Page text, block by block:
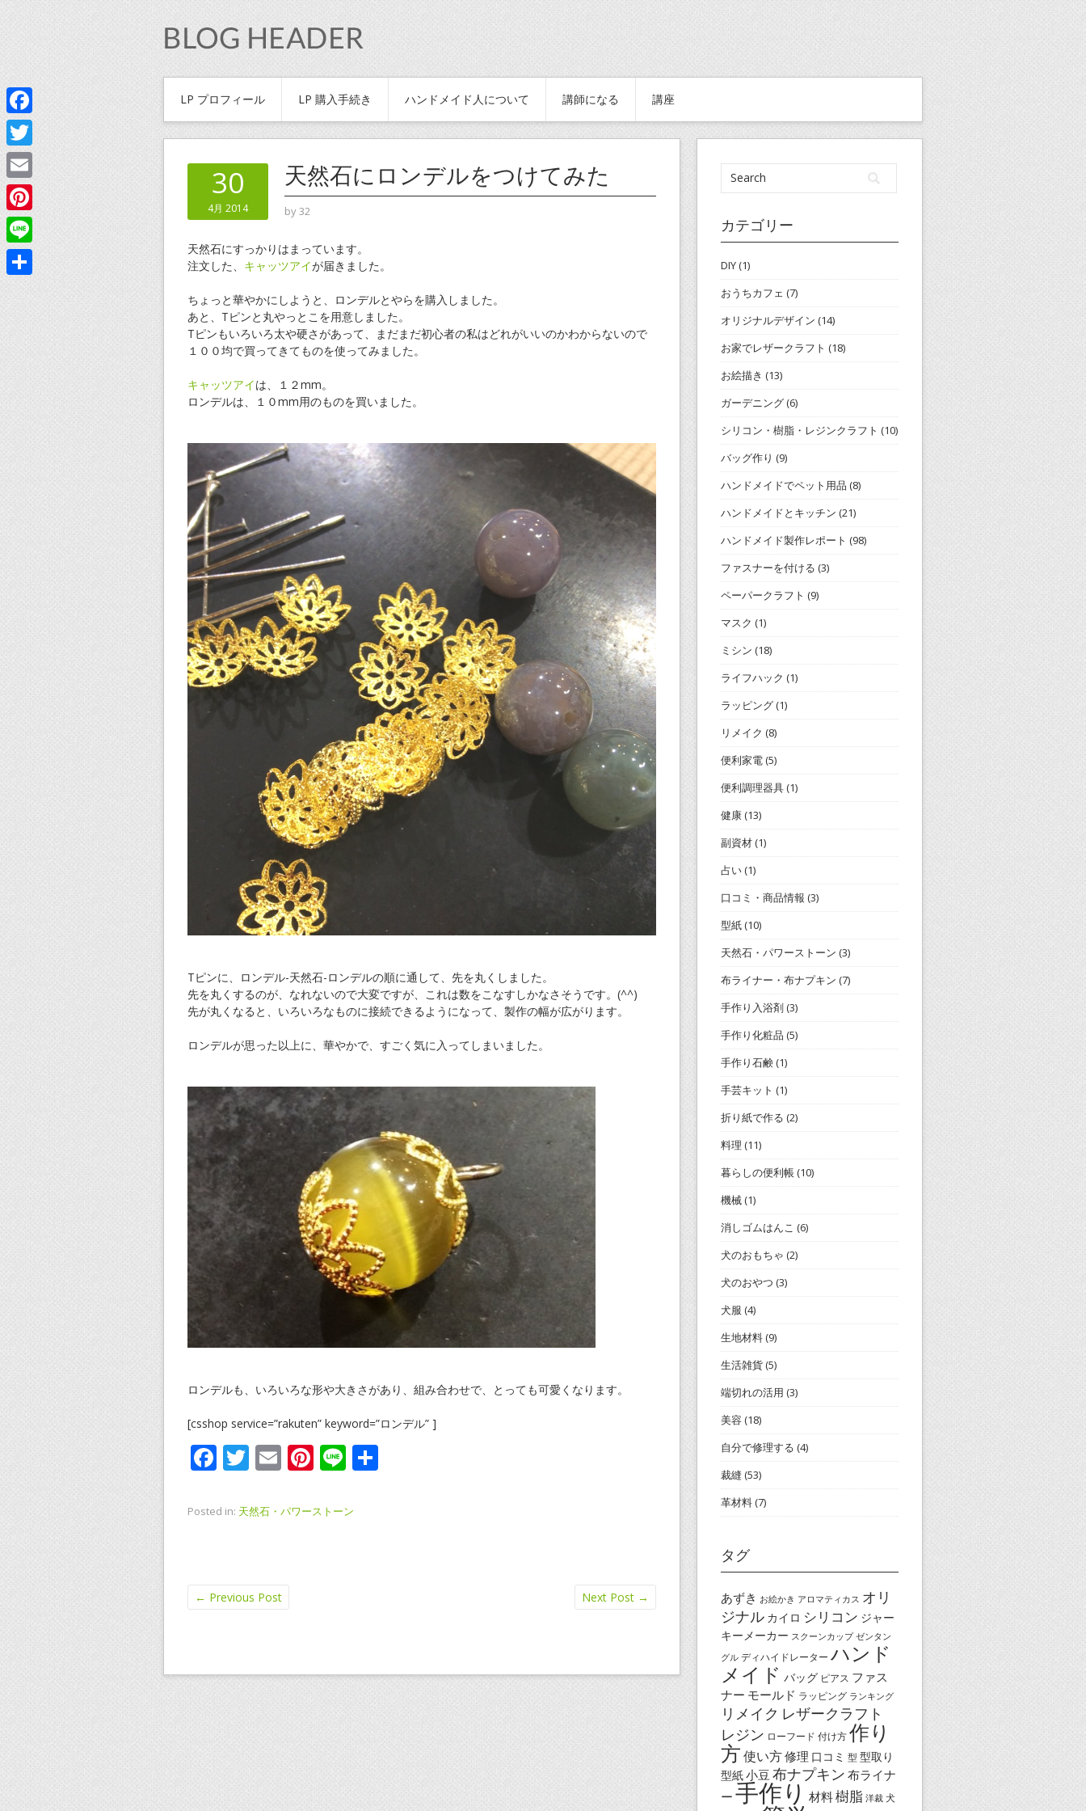
LP プロフィール LP 購入手続き ハンドメイド人について 講師になる 講座
30
4月 2014
天然石にロンデルをつけてみた
by32
天然石にすっかりはまっています。
注文した、 キャッツアイが届きました。
ちょっと華やかにしようと、ロンデルとやらを購入しました。
あと、Tピンと丸やっとこを用意しました。
Tピンもいろいろ太や硬さがあって、まだまだ初心者の私はどれがいいのかわからないので
１００均で買ってきてものを使ってみました。
キャッツアイは、１２mm。
ロンデルは、１０mm用のものを買いました。
Tピンに、ロンデル-天然石-ロンデルの順に通して、先を丸くしました。
先を丸くするのが、なれないので大変ですが、これは数をこなすしかなさそうです。(^^)
先が丸くなると、いろいろなものに接続できるようになって、製作の幅が広がります。
ロンデルが思った以上に、華やかで、すごく気に入ってしまいました。
ロンデルも、いろいろな形や大きさがあり、組み合わせで、とっても可愛くなります。
[csshop service=”rakuten” keyword=”ロンデル” ]
F
ac
e
o
k
T
w
itt
E
m
ai
Pi
nt
er
Li
n
e
Posted in: 天然石・パワーストーン
← Previous Post Next Post →
カテゴリー
DIY(1)
おうちカフェ (7)
オリジナルデザイン (14)
お家でレザークラフト (18)
お絵描き (13)
ガーデニング(6)
シリコン・樹脂・レジンクラフト (10)
バッグ作り (9)
ハンドメイドでペット用品 (8)
ハンドメイドとキッチン (21)
ハンドメイド製作レポート (98)
ファスナーを付ける (3)
ペーパークラフト (9)
マスク (1)
ミシン (18)
ライフハック (1)
ラッピング(1)
リメイク (8)
便利家電(5)
便利調理器具(1)
健康(13)
副資材(1)
占い(1)
口コミ・商品情報 (3)
型紙(10)
天然石・パワーストーン (3)
布ライナー・布ナプキン (7)
手作り入浴剤(3)
手作り化粧品 (5)
手作り石鹸(1)
手芸キット (1)
折り紙で作る (2)
料理 (11)
暮らしの便利帳(10)
機械(1)
消しゴムはんこ (6)
犬のおもちゃ (2)
犬のおやつ (3)
犬服 (4)
生地材料(9)
生活雑貨(5)
端切れの活用 (3)
美容 (18)
自分で修理する (4)
裁縫 (53)
革材料(7)
タグ
あずき お絵かき アロマティカス オリ
ジナル カイロ シリコン ジャー
キーメーカー スクーンカップ ゼンタン
グル ディハイドレーター ハンド
メイド バッグ ピアス ファス
ナー モールド ラッピング ランキング
リメイク レザークラフト
レジン ローフード 付け方作り
方使い方修理 口コミ 型 型取り
型紙小豆 布ナプキン 布ライナ
ー 手作り 材料樹脂 洋裁 犬
Facebook
Twitter
Email
Pinterest
Line